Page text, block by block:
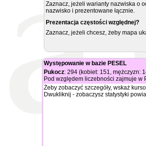
Zaznacz, jeżeli warianty nazwiska o
nazwisko i prezentowane łącznie.
Prezentacja częstości względnej?
Zaznacz, jeżeli chcesz, żeby mapa
Występowanie w bazie PESEL
Pukocz: 294 (kobiet: 151, mężczyzn:
Pod względem liczebności zajmuje w
Żeby zobaczyć szczegóły, wskaż
Dwukliknij - zobaczysz statystyki